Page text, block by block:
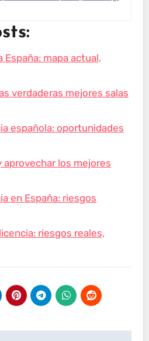
España: mapa actual,
verdaderas mejores salas
española: oportunidades
aprovechar los mejores
en España: riesgos
riesgos reales,